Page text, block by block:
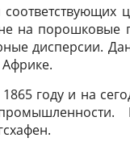
на
дисперсии.
году и на